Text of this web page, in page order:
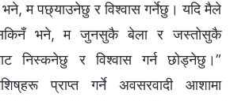
भने, म पछ्याउनेछु र विश्‍वास गर्नेछु। यदि मैले
भने, म जुनसुकै बेला र जस्तोसुकै
निस्कनेछु र विश्‍वास गर्न छोड्नेछु।”
प्राप्त गर्ने अवसरवादी आशामा